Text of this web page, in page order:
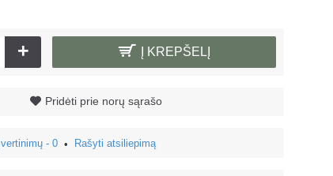
+ Į KREPŠELĮ
Pridėti prie norų sąrašo
Įvertinimų - 0 • Rašyti atsiliepimą